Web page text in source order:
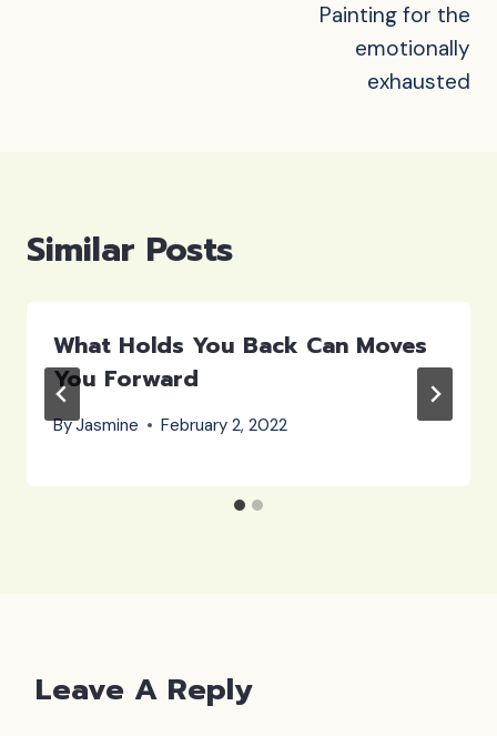
Painting for the
emotionally
exhausted
Similar Posts
What Holds You Back Can Moves
You Forward
ByJasmine February 2, 2022
Leave A Reply